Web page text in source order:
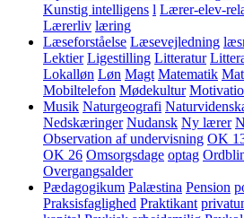
Kunstig intelligens l Lærer-elev-
Lærerliv læring
Læseforståelse Læsevejledning
Lektier Ligestilling Litteratur
Lokalløn Løn Magt Matematik
Mobiltelefon Mødekultur
Musik Naturgeografi
Nedskæringer Nudansk Ny lærer
Observation af undervisning OK
OK 26 Omsorgsdage optag
Overgangsalder
Pædagogikum Palæstina Pension
Praksisfaglighed Praktikant